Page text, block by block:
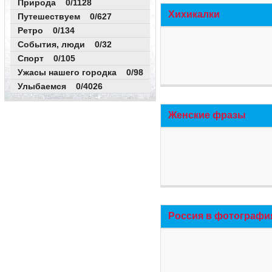
Природа 0/1128
Путешествуем 0/627
Ретро 0/134
События, люди 0/32
Спорт 0/105
Ужасы нашего городка 0/98
Улыбаемся 0/4026
Хихикалки
Женские фразы
Россия в